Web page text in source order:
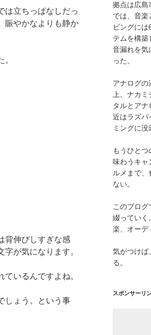
は立ちっぱなしだっ
賑やかなよりも静か
背伸びしすぎな感
が気になります。
いるんですよね。
しょう。という事
拠点は広島
では、音楽
ビングに
テムを構築
音漏れを気
った。
アナログの
上。ナカミ
タルとア
近はラズパ
ミングに没
もうひと
味わうキャ
ルメまで、
ない。
このブログ
綴っていく
楽、オー
気がつけば
る。
スポンサーリ